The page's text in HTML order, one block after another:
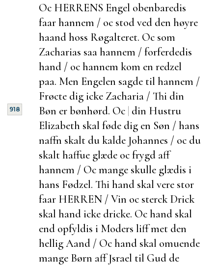
Oc HERRENS Engel obenbaredis
faar hannem / oc stod ved den høyre
haand hoss Røgalteret. Oc som
Zacharias saa hannem / forferdedis
hand / oc hannem kom en redzel
paa. Men Engelen sagde til hannem /
Frøcte dig icke Zacharia / Thi din
Bøn er bønhørd. Oc |
918
din Hustru
Elizabeth skal føde dig en Søn / hans
naffn skalt du kalde Johannes / oc du
skalt haffue glæde oc frygd aff
hannem / Oc mange skulle glædis i
hans Fødzel. Thi hand skal vere stor
faar HERREN / Vin oc sterck Drick
skal hand icke dricke. Oc hand skal
end opfyldis i Moders liff met den
hellig Aand / Oc hand skal omuende
mange Børn aff Jsrael til Gud de